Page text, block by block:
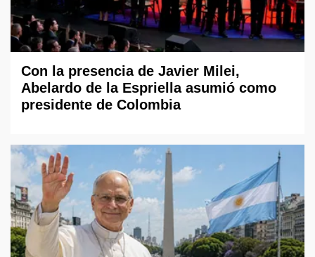
Con la presencia de Javier Milei,
Abelardo de la Espriella asumió como
presidente de Colombia